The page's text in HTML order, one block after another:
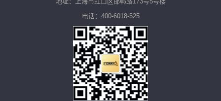
电话：400-6018-525